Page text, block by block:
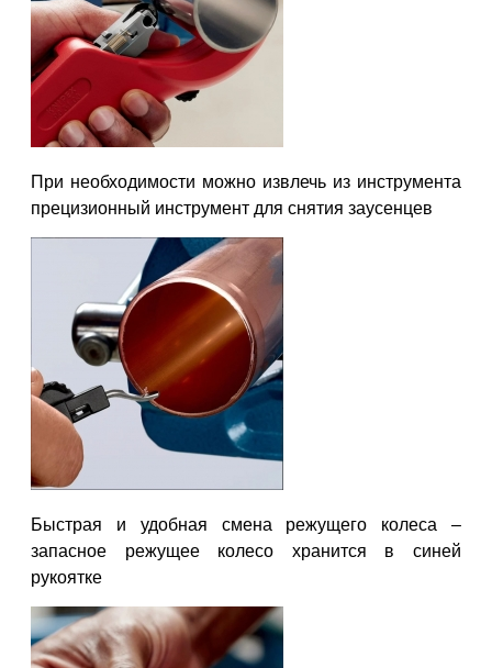
При необходимости можно извлечь из инструмента
прецизионный инструмент для снятия заусенцев
Быстрая и удобная смена режущего колеса –
запасное режущее колесо хранится в синей
рукоятке